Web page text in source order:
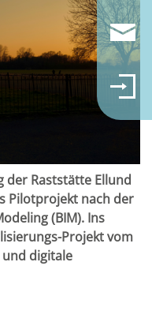
der Raststätte Ellund
Pilotprojekt nach der
(BIM). Ins
Projekt vom
digitale